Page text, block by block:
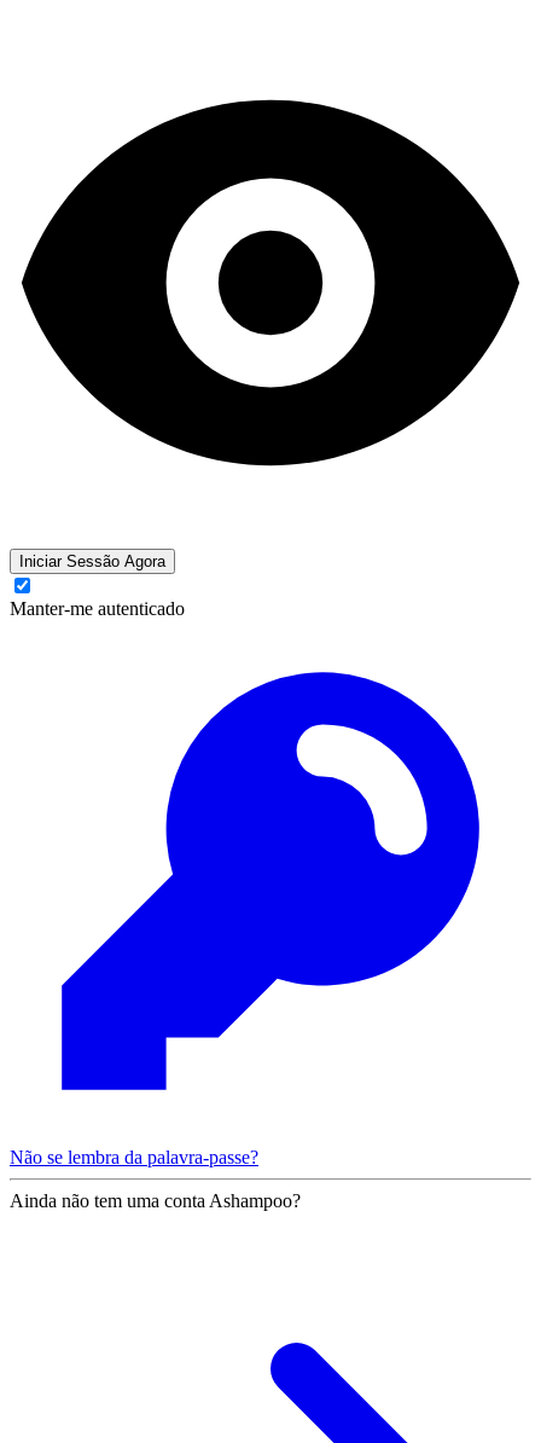
Iniciar Sessão Agora
Manter-me autenticado
Não se lembra da palavra-passe?
Ainda não tem uma conta Ashampoo?